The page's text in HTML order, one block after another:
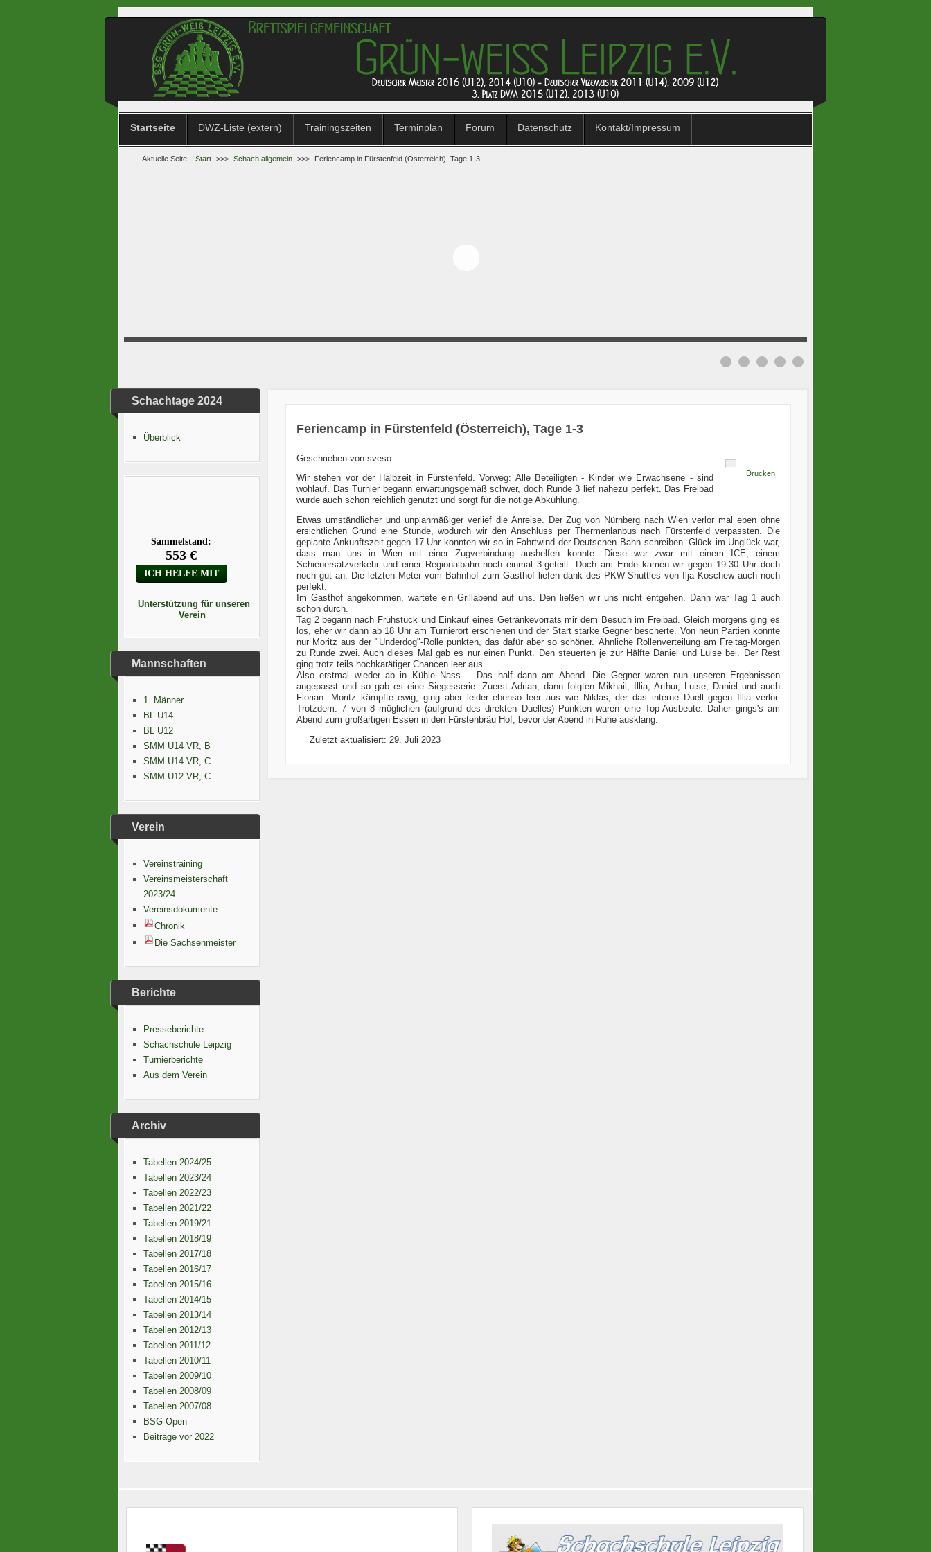
Startseite DWZ-Liste (extern) Trainingszeiten Terminplan Forum Datenschutz Kontakt/Impressum
Aktuelle Seite: Start >>> Schach allgemein >>> Feriencamp in Fürstenfeld (Österreich), Tage 1-3
Schachtage 2024
Überblick
Unterstützung für unseren
Verein
Mannschaften
1. Männer
BL U14
BL U12
SMM U14 VR, B
SMM U14 VR, C
SMM U12 VR, C
Verein
Vereinstraining
Vereinsmeisterschaft
2023/24
Vereinsdokumente
Chronik
Die Sachsenmeister
Berichte
Presseberichte
Schachschule Leipzig
Turnierberichte
Aus dem Verein
Archiv
Tabellen 2024/25
Tabellen 2023/24
Tabellen 2022/23
Tabellen 2021/22
Tabellen 2019/21
Tabellen 2018/19
Tabellen 2017/18
Tabellen 2016/17
Tabellen 2015/16
Tabellen 2014/15
Tabellen 2013/14
Tabellen 2012/13
Tabellen 2011/12
Tabellen 2010/11
Tabellen 2009/10
Tabellen 2008/09
Tabellen 2007/08
BSG-Open
Beiträge vor 2022
Feriencamp in Fürstenfeld (Österreich), Tage 1-3
Drucken
Geschrieben von sveso
Wir stehen vor der Halbzeit in Fürstenfeld. Vorweg: Alle Beteiligten - Kinder wie Erwachsene - sind
wohlauf. Das Turnier begann erwartungsgemäß schwer, doch Runde 3 lief nahezu perfekt. Das Freibad
wurde auch schon reichlich genutzt und sorgt für die nötige Abkühlung.
Etwas umständlicher und unplanmäßiger verlief die Anreise. Der Zug von Nürnberg nach Wien verlor mal eben ohne
ersichtlichen Grund eine Stunde, wodurch wir den Anschluss per Thermenlanbus nach Fürstenfeld verpassten. Die
geplante Ankunftszeit gegen 17 Uhr konnten wir so in Fahrtwind der Deutschen Bahn schreiben. Glück im Unglück war,
dass man uns in Wien mit einer Zugverbindung aushelfen konnte. Diese war zwar mit einem ICE, einem
Schienersatzverkehr und einer Regionalbahn noch einmal 3-geteilt. Doch am Ende kamen wir gegen 19:30 Uhr doch
noch gut an. Die letzten Meter vom Bahnhof zum Gasthof liefen dank des PKW-Shuttles von Ilja Koschew auch noch
perfekt.
Im Gasthof angekommen, wartete ein Grillabend auf uns. Den ließen wir uns nicht entgehen. Dann war Tag 1 auch
schon durch.
Tag 2 begann nach Frühstück und Einkauf eines Getränkevorrats mir dem Besuch im Freibad. Gleich morgens ging es
los, eher wir dann ab 18 Uhr am Turnierort erschienen und der Start starke Gegner bescherte. Von neun Partien konnte
nur Moritz aus der "Underdog"-Rolle punkten, das dafür aber so schöner. Ähnliche Rollenverteilung am Freitag-Morgen
zu Runde zwei. Auch dieses Mal gab es nur einen Punkt. Den steuerten je zur Hälfte Daniel und Luise bei. Der Rest
ging trotz teils hochkarätiger Chancen leer aus.
Also erstmal wieder ab in Kühle Nass.... Das half dann am Abend. Die Gegner waren nun unseren Ergebnissen
angepasst und so gab es eine Siegesserie. Zuerst Adrian, dann folgten Mikhail, Illia, Arthur, Luise, Daniel und auch
Florian. Moritz kämpfte ewig, ging aber leider ebenso leer aus wie Niklas, der das interne Duell gegen Illia verlor.
Trotzdem: 7 von 8 möglichen (aufgrund des direkten Duelles) Punkten waren eine Top-Ausbeute. Daher gings's am
Abend zum großartigen Essen in den Fürstenbräu Hof, bevor der Abend in Ruhe ausklang.
Zuletzt aktualisiert: 29. Juli 2023